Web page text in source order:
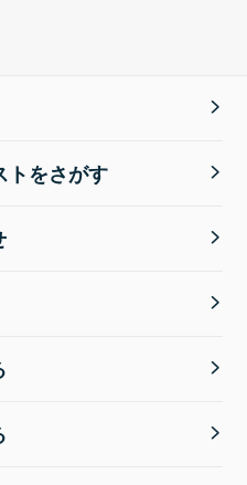
トをさがす